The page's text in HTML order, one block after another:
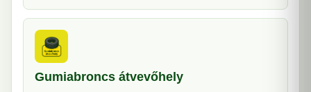
Gumiabroncs átvevőhely